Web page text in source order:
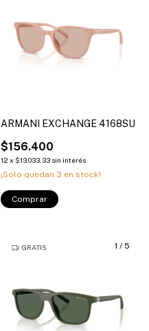
ARMANI EXCHANGE 4168SU
$156.400
12 x $13.033,33 sin interés
¡Solo quedan 3 en stock!
Comprar
1 / 5
GRATIS